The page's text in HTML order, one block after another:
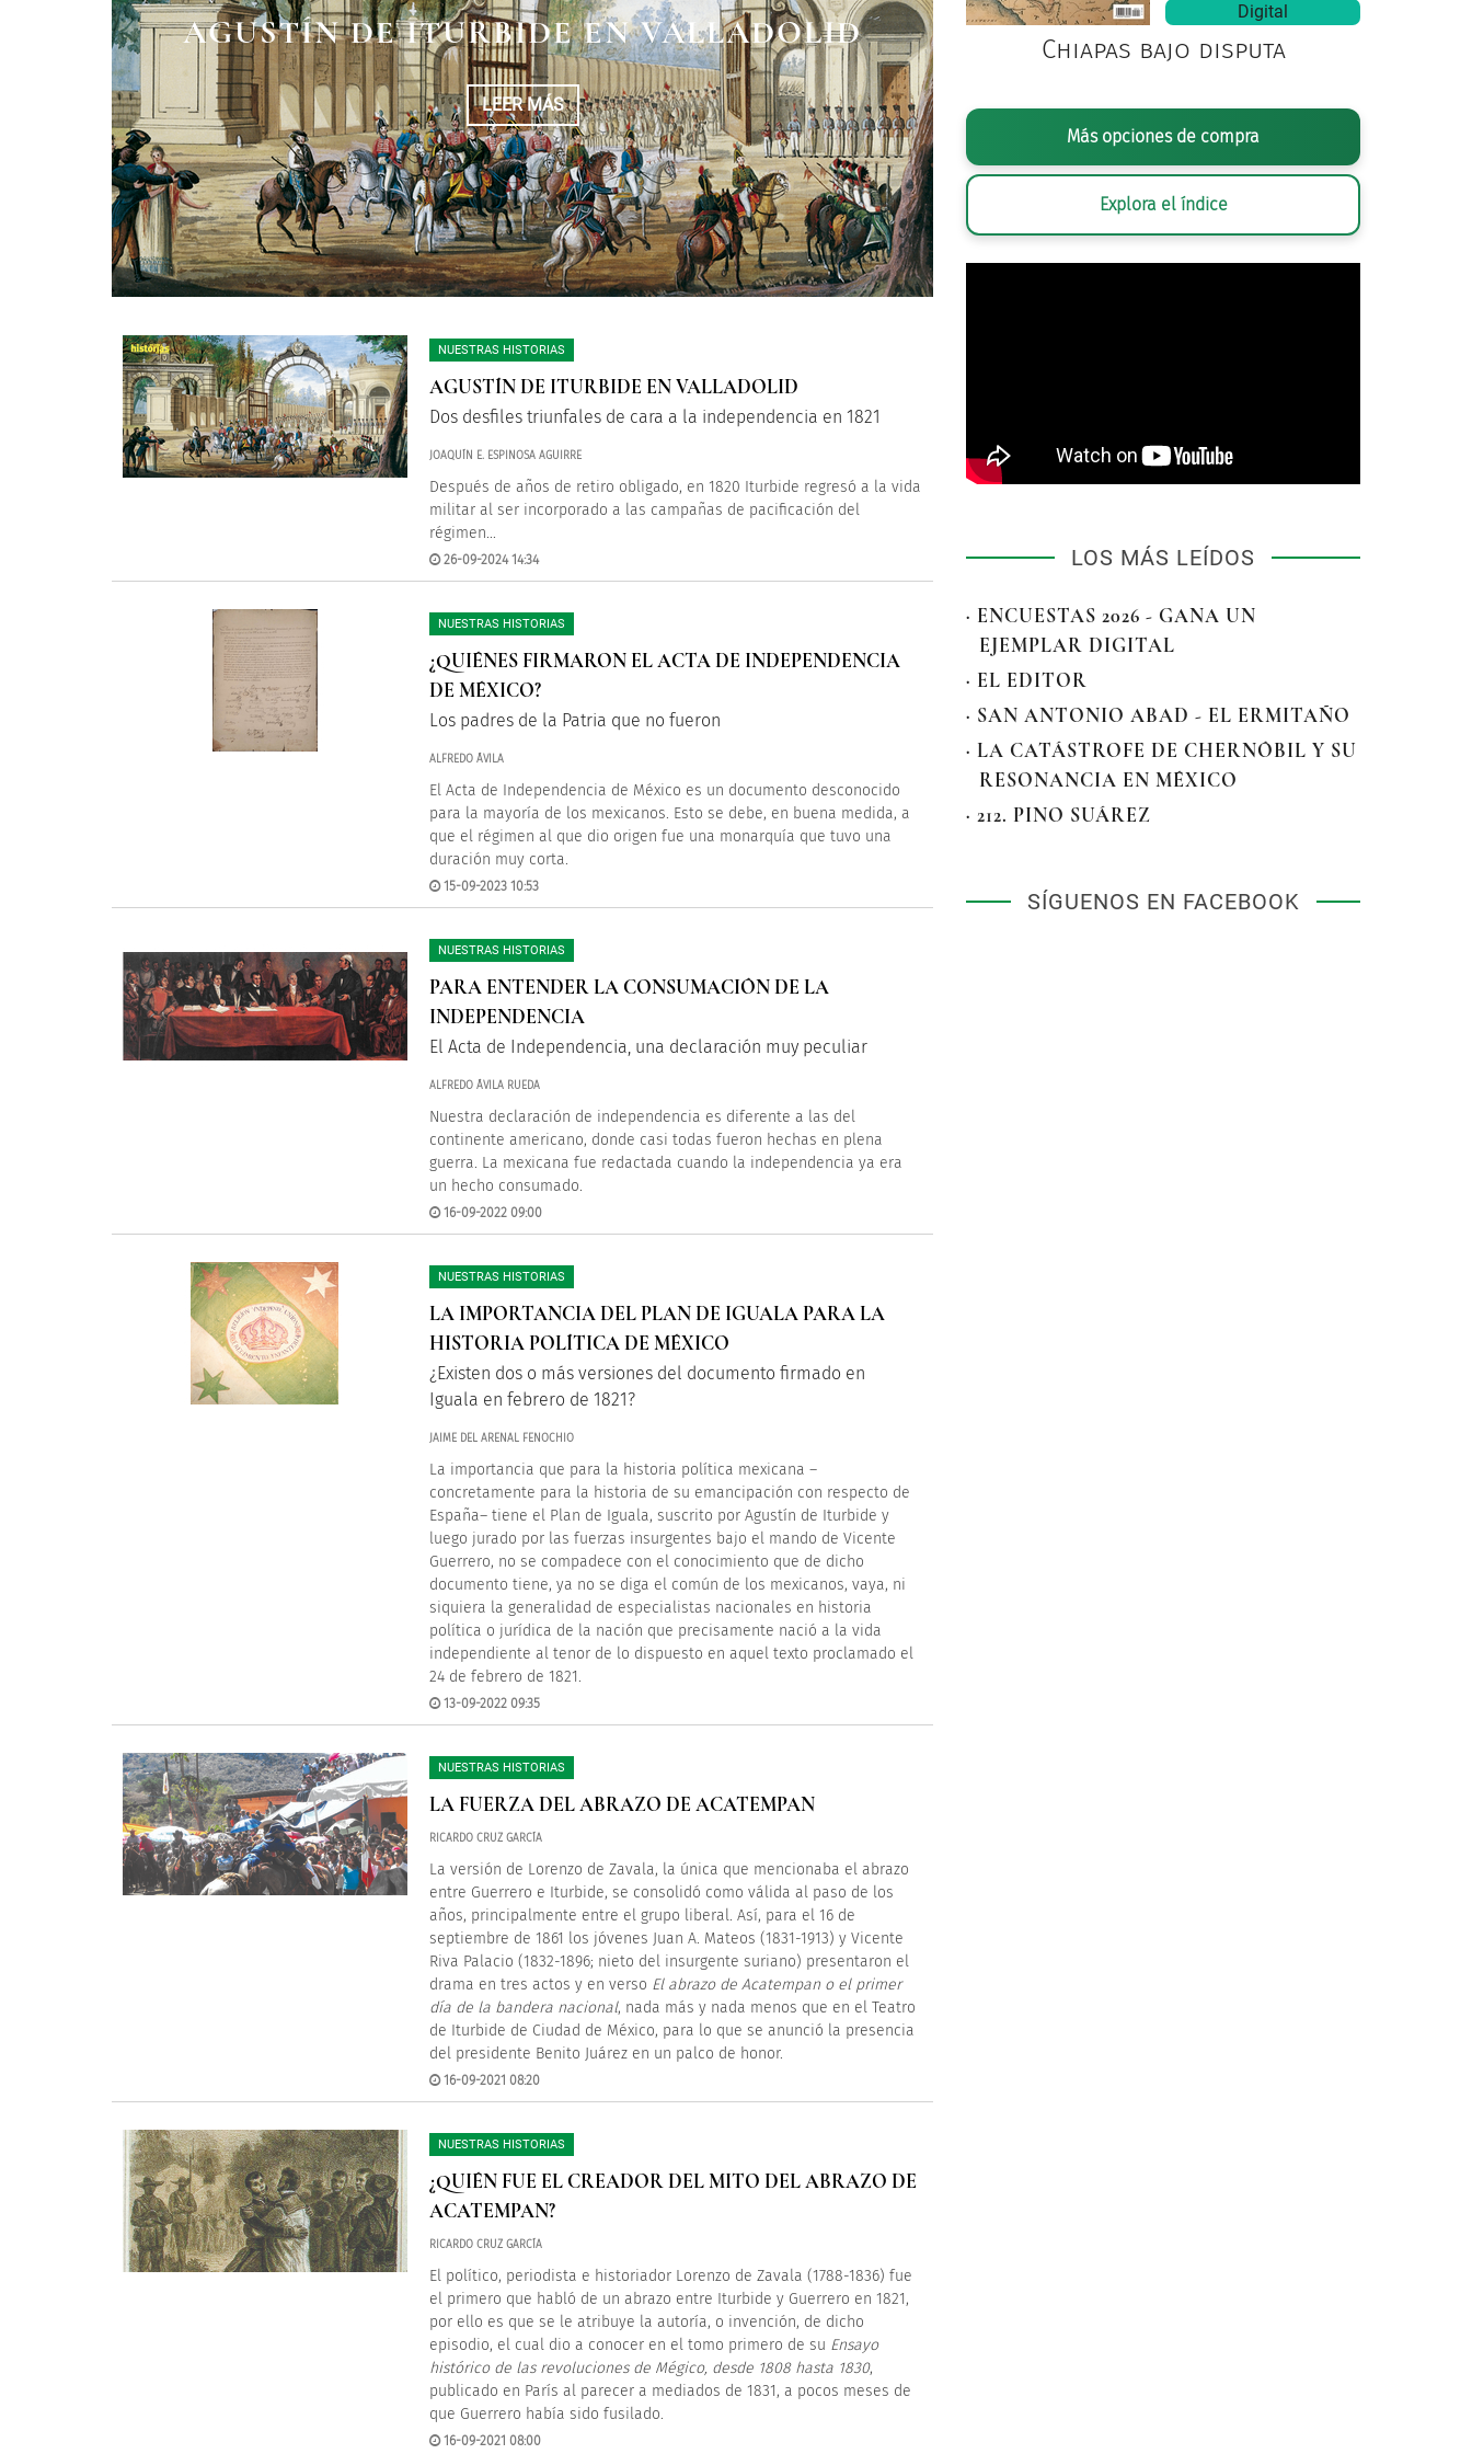
AGUSTÍN DE ITURBIDE EN VALLADOLID
LEER MÁS
INDEPENDENCIA DE MÉXICO?
LEER MÁS
DE LA INDEPENDENCIA
LEER MÁS
NUESTRAS HISTORIAS
AGUSTÍN DE ITURBIDE EN VALLADOLID
Dos desfiles triunfales de cara a la independencia en 1821
JOAQUÍN E. ESPINOSA AGUIRRE
Después de años de retiro obligado, en 1820 Iturbide regresó a la vida
militar al ser incorporado a las campañas de pacificación del
régimen...
26-09-2024 14:34
NUESTRAS HISTORIAS
¿QUIÉNES FIRMARON EL ACTA DE INDEPENDENCIA
DE MÉXICO?
Los padres de la Patria que no fueron
ALFREDO ÁVILA
El Acta de Independencia de México es un documento desconocido
para la mayoría de los mexicanos. Esto se debe, en buena medida, a
que el régimen al que dio origen fue una monarquía que tuvo una
duración muy corta.
15-09-2023 10:53
NUESTRAS HISTORIAS
PARA ENTENDER LA CONSUMACIÓN DE LA
INDEPENDENCIA
El Acta de Independencia, una declaración muy peculiar
ALFREDO ÁVILA RUEDA
Nuestra declaración de independencia es diferente a las del
continente americano, donde casi todas fueron hechas en plena
guerra. La mexicana fue redactada cuando la independencia ya era
un hecho consumado.
16-09-2022 09:00
NUESTRAS HISTORIAS
LA IMPORTANCIA DEL PLAN DE IGUALA PARA LA
HISTORIA POLÍTICA DE MÉXICO
¿Existen dos o más versiones del documento firmado en
Iguala en febrero de 1821?
JAIME DEL ARENAL FENOCHIO
La importancia que para la historia política mexicana –
concretamente para la historia de su emancipación con respecto de
España– tiene el Plan de Iguala, suscrito por Agustín de Iturbide y
luego jurado por las fuerzas insurgentes bajo el mando de Vicente
Guerrero, no se compadece con el conocimiento que de dicho
documento tiene, ya no se diga el común de los mexicanos, vaya, ni
siquiera la generalidad de especialistas nacionales en historia
política o jurídica de la nación que precisamente nació a la vida
independiente al tenor de lo dispuesto en aquel texto proclamado el
24 de febrero de 1821.
13-09-2022 09:35
NUESTRAS HISTORIAS
LA FUERZA DEL ABRAZO DE ACATEMPAN
RICARDO CRUZ GARCÍA
La versión de Lorenzo de Zavala, la única que mencionaba el abrazo
entre Guerrero e Iturbide, se consolidó como válida al paso de los
años, principalmente entre el grupo liberal. Así, para el 16 de
septiembre de 1861 los jóvenes Juan A. Mateos (1831-1913) y Vicente
Riva Palacio (1832-1896; nieto del insurgente suriano) presentaron el
drama en tres actos y en verso El abrazo de Acatempan o el primer
día de la bandera nacional, nada más y nada menos que en el Teatro
de Iturbide de Ciudad de México, para lo que se anunció la presencia
del presidente Benito Juárez en un palco de honor.
16-09-2021 08:20
NUESTRAS HISTORIAS
¿QUIÉN FUE EL CREADOR DEL MITO DEL ABRAZO DE
ACATEMPAN?
RICARDO CRUZ GARCÍA
El político, periodista e historiador Lorenzo de Zavala (1788-1836) fue
el primero que habló de un abrazo entre Iturbide y Guerrero en 1821,
por ello es que se le atribuye la autoría, o invención, de dicho
episodio, el cual dio a conocer en el tomo primero de su Ensayo
histórico de las revoluciones de Mégico, desde 1808 hasta 1830,
publicado en París al parecer a mediados de 1831, a pocos meses de
que Guerrero había sido fusilado.
16-09-2021 08:00
Digital
Chiapas bajo disputa
Más opciones de compra
Explora el índice
LOS MÁS LEÍDOS
· ENCUESTAS 2026 - GANA UN
EJEMPLAR DIGITAL
· EL EDITOR
· SAN ANTONIO ABAD - EL ERMITAÑO
· LA CATÁSTROFE DE CHERNÓBIL Y SU
RESONANCIA EN MÉXICO
· 212. PINO SUÁREZ
SÍGUENOS EN FACEBOOK